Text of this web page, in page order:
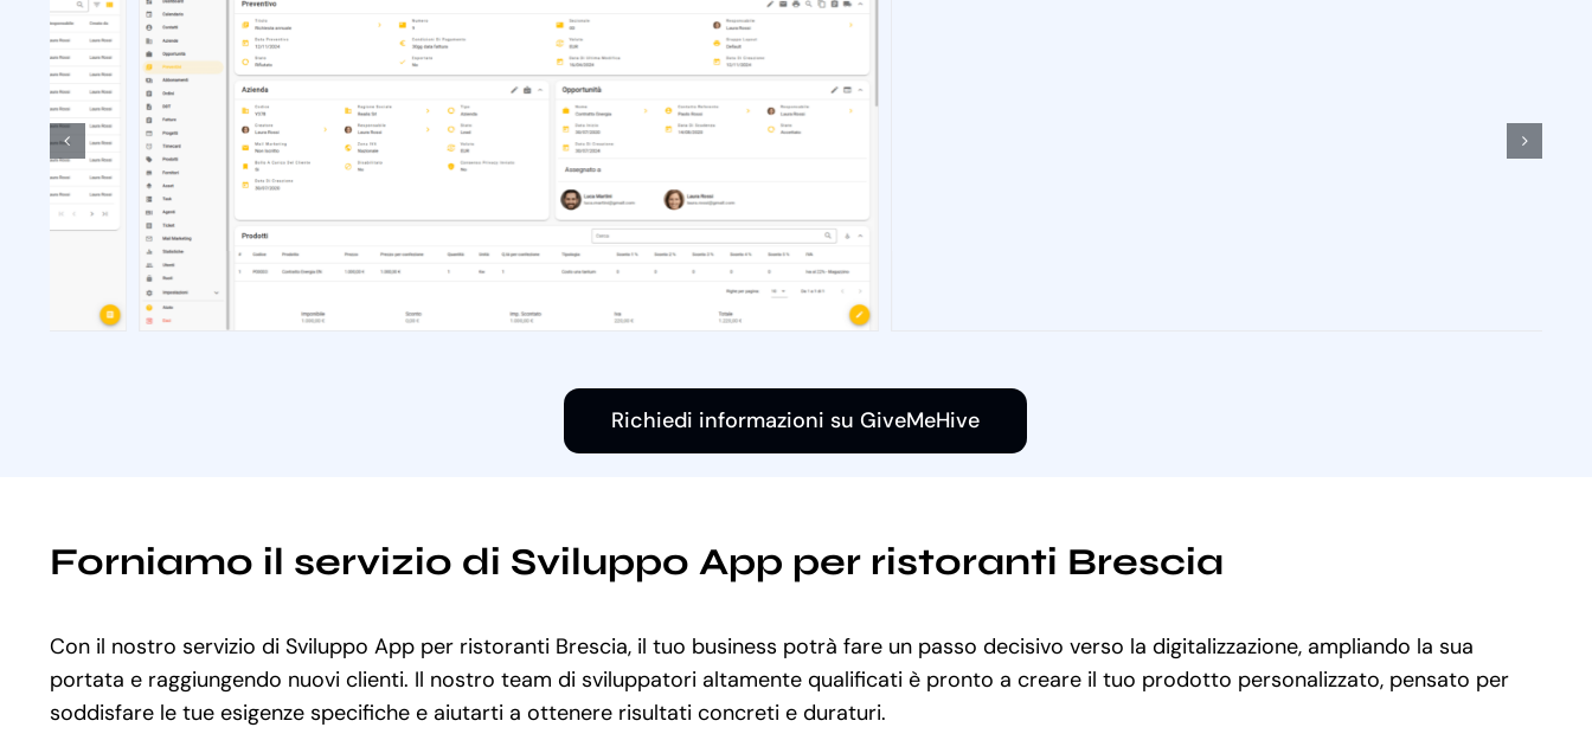
Richiedi informazioni su GiveMeHive
Forniamo il servizio di Sviluppo App per ristoranti Brescia
Con il nostro servizio di Sviluppo App per ristoranti Brescia, il tuo business potrà fare un passo decisivo verso la digitalizzazione, ampliando la sua
portata e raggiungendo nuovi clienti. Il nostro team di sviluppatori altamente qualificati è pronto a creare il tuo prodotto personalizzato, pensato per
soddisfare le tue esigenze specifiche e aiutarti a ottenere risultati concreti e duraturi.